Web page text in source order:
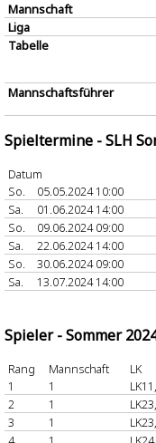
Mannschaft
Liga
Tabelle
Mannschaftsführer
Spieltermine - SLH
Datum
So.
05.05.2024 10:00
Sa.
01.06.2024 14:00
So.
09.06.2024 09:00
Sa.
22.06.2024 14:00
So.
30.06.2024 09:00
Sa.
13.07.2024 14:00
Spieler - Sommer
Rang Mannschaft
LK
1
1
2
1
3
1